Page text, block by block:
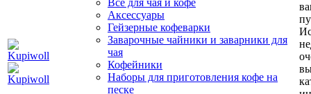
Все для чая и кофе
Аксессуары
Гейзерные кофеварки
Заварочные чайники и заварники для
чая
Кофейники
Наборы для приготовления кофе на
песке